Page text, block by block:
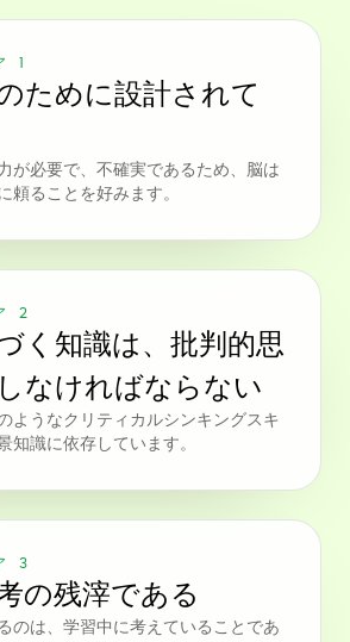
1
ために設計されて
が必要で、不確実であるため、脳は
頼ることを好みます。
2
く知識は、批判的思
なければならない
ようなクリティカルシンキングスキ
知識に依存しています。
3
の残滓である
のは、学習中に考えていることであ